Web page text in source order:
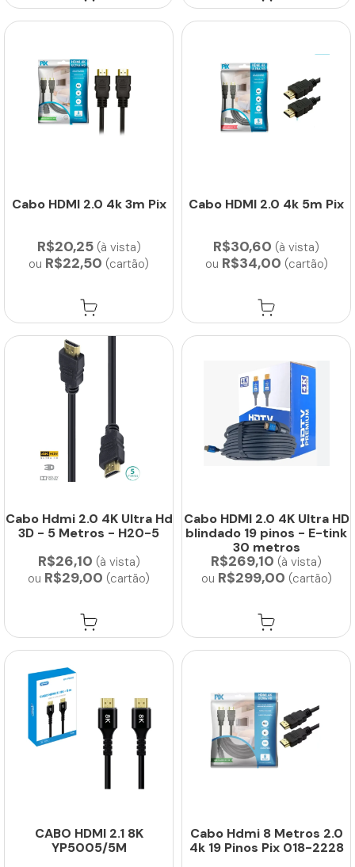
Cabo HDMI 2.0 4k 3m Pix
R$20,25(à vista)
ou R$22,50 (cartão)
Cabo HDMI 2.0 4k 5m Pix
R$30,60 (à vista)
ou R$34,00 (cartão)
Cabo Hdmi 2.0 4K Ultra Hd
3D - 5 Metros - H20-5
R$26,10 (à vista)
ou R$29,00 (cartão)
Cabo HDMI 2.0 4K Ultra HD
blindado 19 pinos - E-tink
30 metros
R$269,10 (à vista)
ou R$299,00 (cartão)
CABO HDMI 2.1 8K
YP5005/5M
Cabo Hdmi 8 Metros 2.0
4k 19 Pinos Pix 018-2228